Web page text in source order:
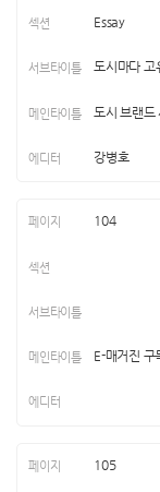
Essay
도시마다 고
도시 브랜드
강병호
104
E-매거진 구
105